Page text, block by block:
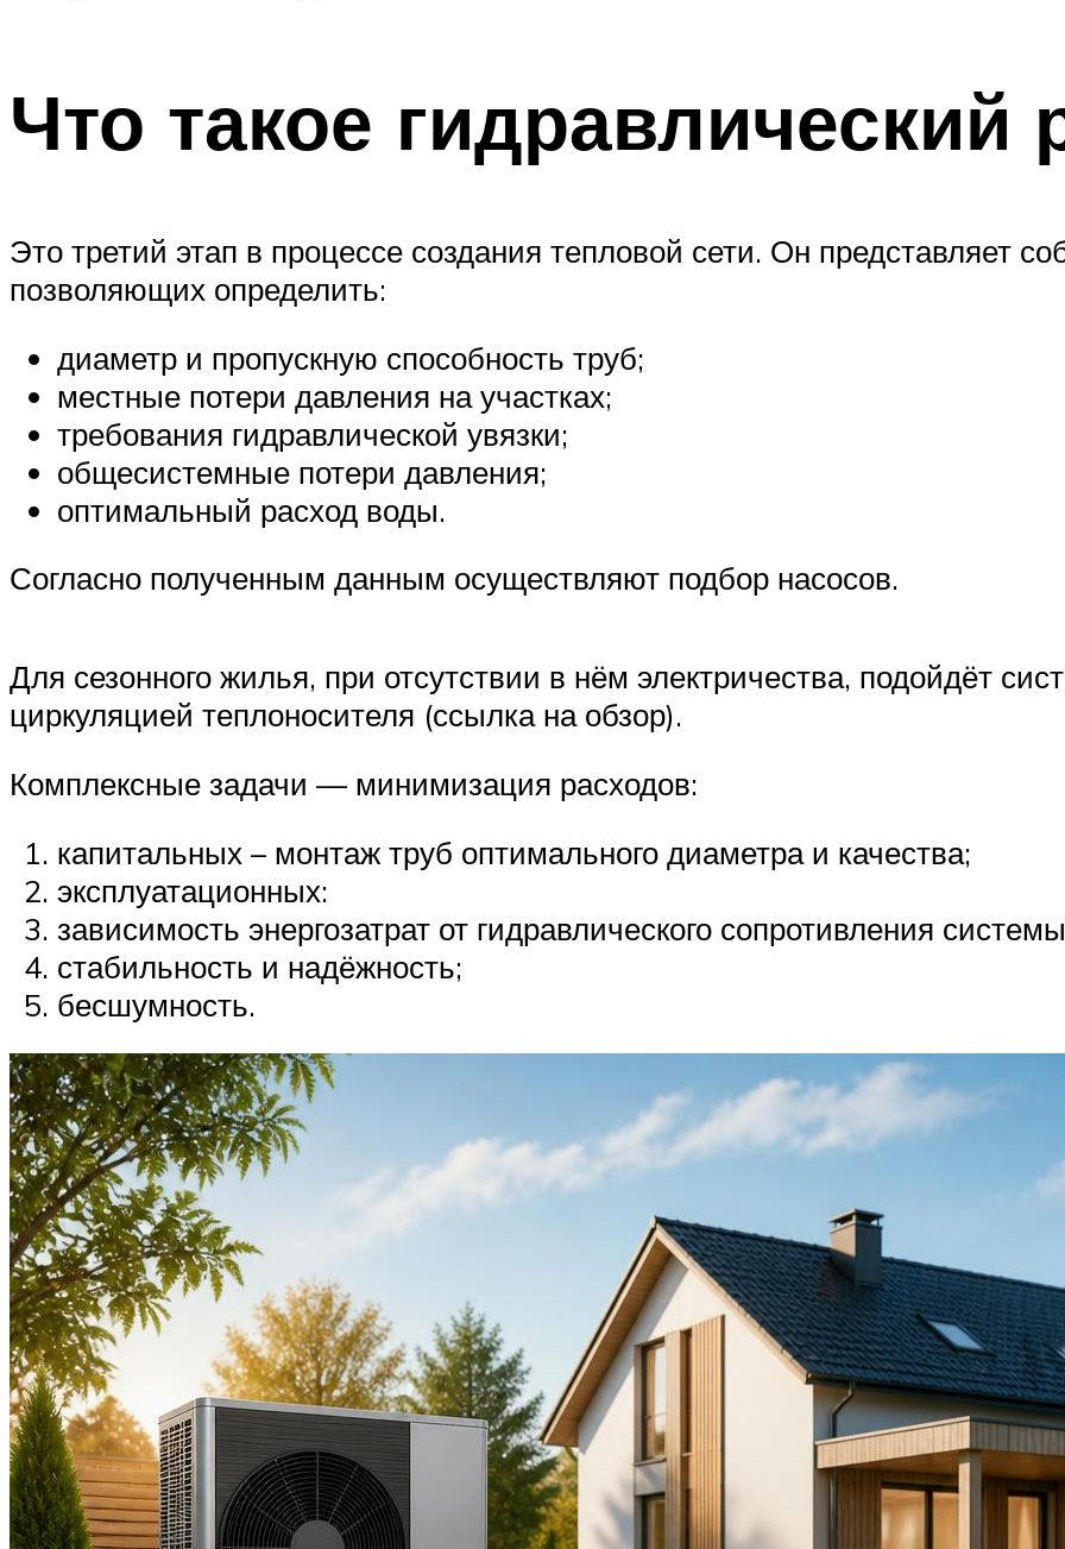
Что такое гидравлический
Это третий этап в процессе создания тепловой сети. Он представляет
позволяющих определить:
диаметр и пропускную способность труб;
местные потери давления на участках;
требования гидравлической увязки;
общесистемные потери давления;
оптимальный расход воды.
Согласно полученным данным осуществляют подбор насосов.
Для сезонного жилья, при отсутствии в нём электричества, подойдёт
циркуляцией теплоносителя (ссылка на обзор).
Комплексные задачи — минимизация расходов:
капитальных – монтаж труб оптимального диаметра и качества;
эксплуатационных:
зависимость энергозатрат от гидравлического сопротивления
стабильность и надёжность;
бесшумность.